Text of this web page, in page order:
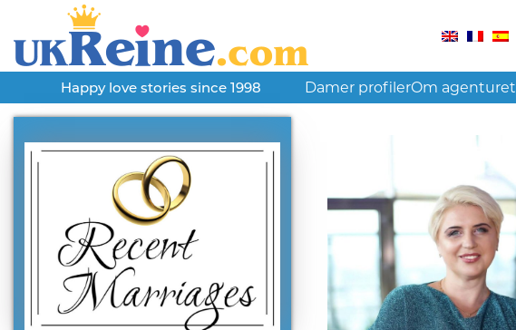
Happy love stories since 1998 Damer profilerOm agenturet